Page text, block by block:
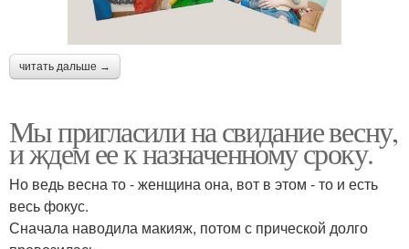
читать дальше →
Мы пригласили на свидание весну,
и ждем ее к назначенному сроку.
Но ведь весна то - женщина она, вот в этом - то и есть
весь фокус.
Сначала наводила макияж, потом с прической долго